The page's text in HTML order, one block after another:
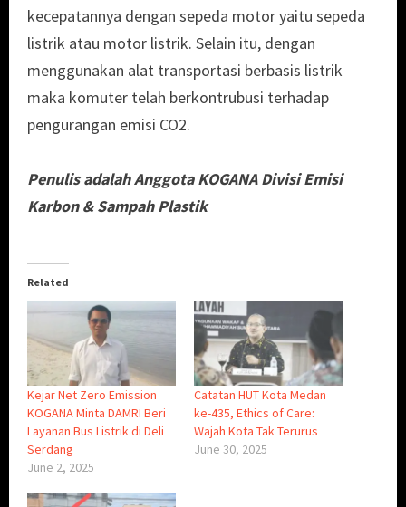
kecepatannya dengan sepeda motor yaitu sepeda
listrik atau motor listrik. Selain itu, dengan
menggunakan alat transportasi berbasis listrik
maka komuter telah berkontrubusi terhadap
pengurangan emisi CO2.
Penulis adalah Anggota KOGANA Divisi Emisi
Karbon & Sampah Plastik
Related
Kejar Net Zero Emission
KOGANA Minta DAMRI Beri
Layanan Bus Listrik di Deli
Serdang
June 2, 2025
Catatan HUT Kota Medan
ke-435, Ethics of Care:
Wajah Kota Tak Terurus
June 30, 2025